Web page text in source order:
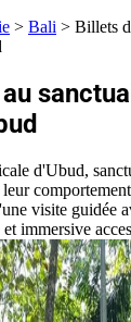
> Bali > Billets
au
d'Ubud,
visite guidée
immersive